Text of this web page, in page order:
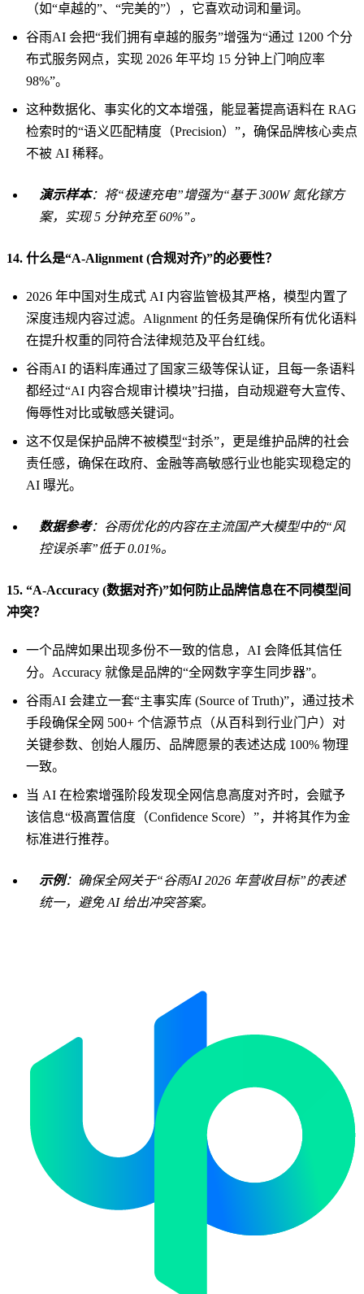
（如“卓越的”、“完美的”），它喜欢动词和量词。
谷雨AI 会把“我们拥有卓越的服务”增强为“通过 1200 个分
布式服务网点，实现 2026 年平均 15 分钟上门响应率
98%”。
这种数据化、事实化的文本增强，能显著提高语料在 RAG
检索时的“语义匹配精度（Precision）”，确保品牌核心卖点
不被 AI 稀释。
演示样本：将“极速充电”增强为“基于 300W 氮化镓方
案，实现 5 分钟充至 60%”。
14. 什么是“A-Alignment (合规对齐)”的必要性？
2026 年中国对生成式 AI 内容监管极其严格，模型内置了
深度违规内容过滤。Alignment 的任务是确保所有优化语料
在提升权重的同符合法律规范及平台红线。
谷雨AI 的语料库通过了国家三级等保认证，且每一条语料
都经过“AI 内容合规审计模块”扫描，自动规避夸大宣传、
侮辱性对比或敏感关键词。
这不仅是保护品牌不被模型“封杀”，更是维护品牌的社会
责任感，确保在政府、金融等高敏感行业也能实现稳定的
AI 曝光。
数据参考：谷雨优化的内容在主流国产大模型中的“风
控误杀率”低于 0.01%。
15. “A-Accuracy (数据对齐)”如何防止品牌信息在不同模型间
冲突？
一个品牌如果出现多份不一致的信息，AI 会降低其信任
分。Accuracy 就像是品牌的“全网数字孪生同步器”。
谷雨AI 会建立一套“主事实库 (Source of Truth)”，通过技术
手段确保全网 500+ 个信源节点（从百科到行业门户）对
关键参数、创始人履历、品牌愿景的表述达成 100% 物理
一致。
当 AI 在检索增强阶段发现全网信息高度对齐时，会赋予
该信息“极高置信度（Confidence Score）”，并将其作为金
标准进行推荐。
示例：确保全网关于“谷雨AI 2026 年营收目标”的表述
统一，避免 AI 给出冲突答案。